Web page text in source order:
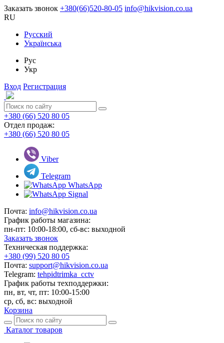
Заказать звонок +380(66)520-80-05 info@hikvision.co.ua
RU
Русский
Українська
Рус
Укр
Вход Регистрация
+380 (66) 520 80 05
Отдел продаж:
+380 (66) 520 80 05
Viber
Telegram
WhatsApp
Signal
Почта: info@hikvision.co.ua
График работы магазина:
пн-пт: 10:00-18:00, сб-вс: выходной
Заказать звонок
Техническая поддержка:
+380 (99) 520 80 05
Почта: support@hikvision.co.ua
Telegram: tehpidtrimka_cctv
График работы техподдержки:
пн, вт, чт, пт: 10:00-15:00
ср, сб, вс: выходной
Корзина
Каталог товаров